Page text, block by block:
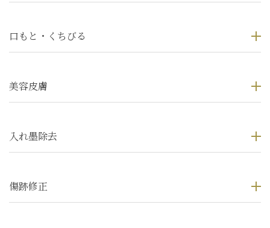
口もと・くちびる
美容皮膚
入れ墨除去
傷跡修正